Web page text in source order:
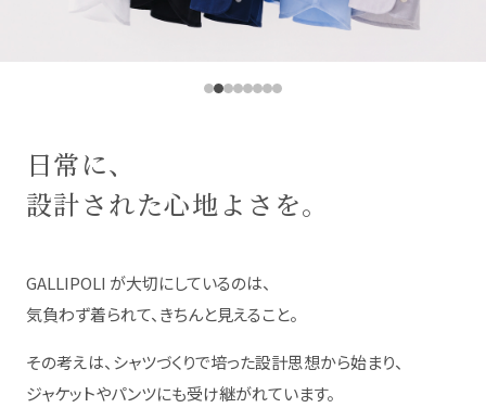
日常に、
設計された心地よさを。
GALLIPOLI が大切にしているのは、
気負わず着られて、きちんと見えること。
その考えは、シャツづくりで培った設計思想から始まり、
ジャケットやパンツにも受け継がれています。